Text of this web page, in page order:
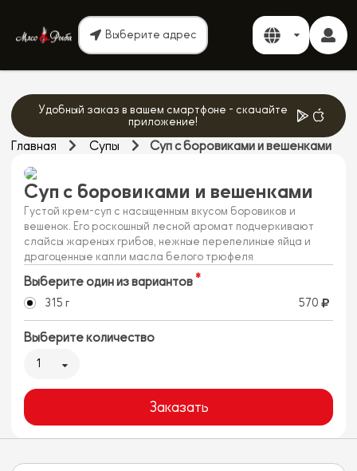
Выберите адрес
Удобный заказ в вашем смартфоне - скачайте
приложение!
Главная Супы Суп с боровиками и вешенками
Суп с боровиками и вешенками
Густой крем-суп с насыщенным вкусом боровиков и
вешенок. Его роскошный лесной аромат подчеркивают
слайсы жареных грибов, нежные перепелиные яйца и
драгоценные капли масла белого трюфеля
Выберите один из вариантов
315 г 570
Выберите количество
1
Заказать